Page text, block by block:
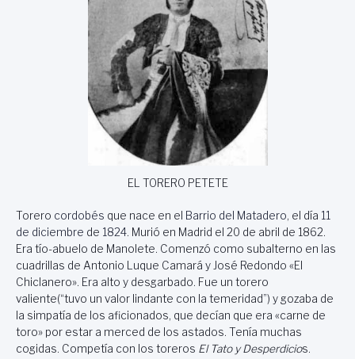
EL TORERO PETETE
Torero cordobés que nace en el Barrio del Matadero, el día 11
de diciembre de 1824. Murió en Madrid el 20 de abril de 1862.
Era tío-abuelo de Manolete. Comenzó como subalterno en las
cuadrillas de Antonio Luque Camará y José Redondo «El
Chiclanero». Era alto y desgarbado. Fue un torero
valiente(“tuvo un valor lindante con la temeridad”) y gozaba de
la simpatía de los aficionados, que decían que era «carne de
toro» por estar a merced de los astados. Tenía muchas
cogidas. Competía con los toreros El Tato y Desperdicios.